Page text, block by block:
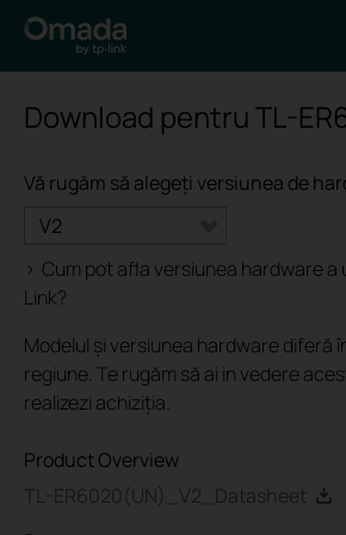
Download pentruTL-
Vă rugăm să alegeți versiunea de
V2
> Cum pot afla versiunea hardware a
Link?
Modelul și versiunea hardware diferă
regiune. Te rugăm să ai in vedere
realizezi achiziția.
Product Overview
TL-ER6020(UN)_V2_Datasheet